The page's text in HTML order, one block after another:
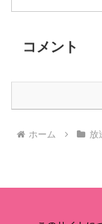
コメント
ホーム 放